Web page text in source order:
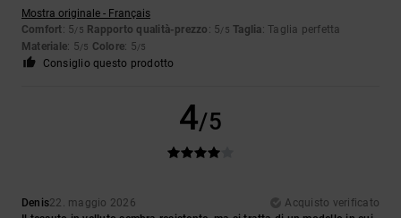
Mostra originale - Français
Comfort: 5/5 Rapporto qualità-prezzo : 5/5 Taglia: Taglia perfetta
Materiale: 5/5 Colore: 5/5
Consiglio questo prodotto
4/5
Denis22. maggio 2026
Acquisto verificato